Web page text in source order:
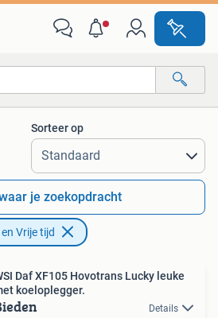
afstanden…
Sorteer op
je zoekopdracht
Vrije tijd
Daf XF105 Hovotrans Lucky leuke
koeloplegger.
Details